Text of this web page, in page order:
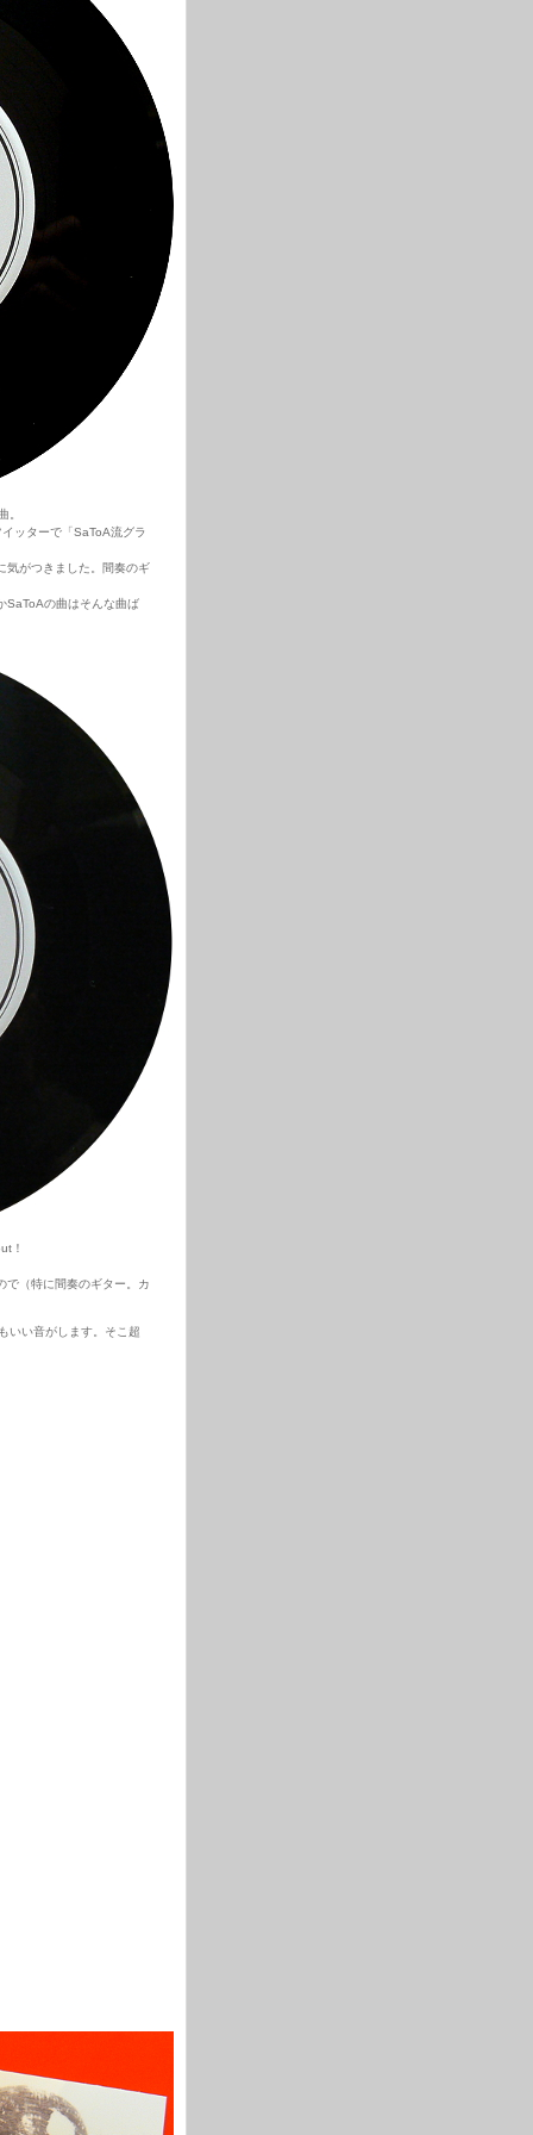
。
ッターで「SaToA流グラ
気がつきました。間奏のギ
SaToAの曲はそんな曲ば
！
で（特に間奏のギター。カ
いい音がします。そこ超